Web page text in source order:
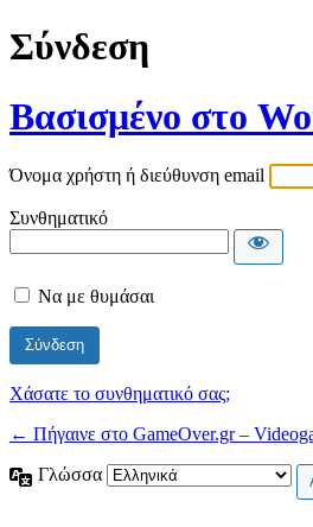
Σύνδεση
Βασισμένο στο
Όνομα χρήστη ή διεύθυνση email
Συνθηματικό
Να με θυμάσαι
Χάσατε το συνθηματικό σας;
← Πήγαινε στο GameOver.gr –
Γλώσσα